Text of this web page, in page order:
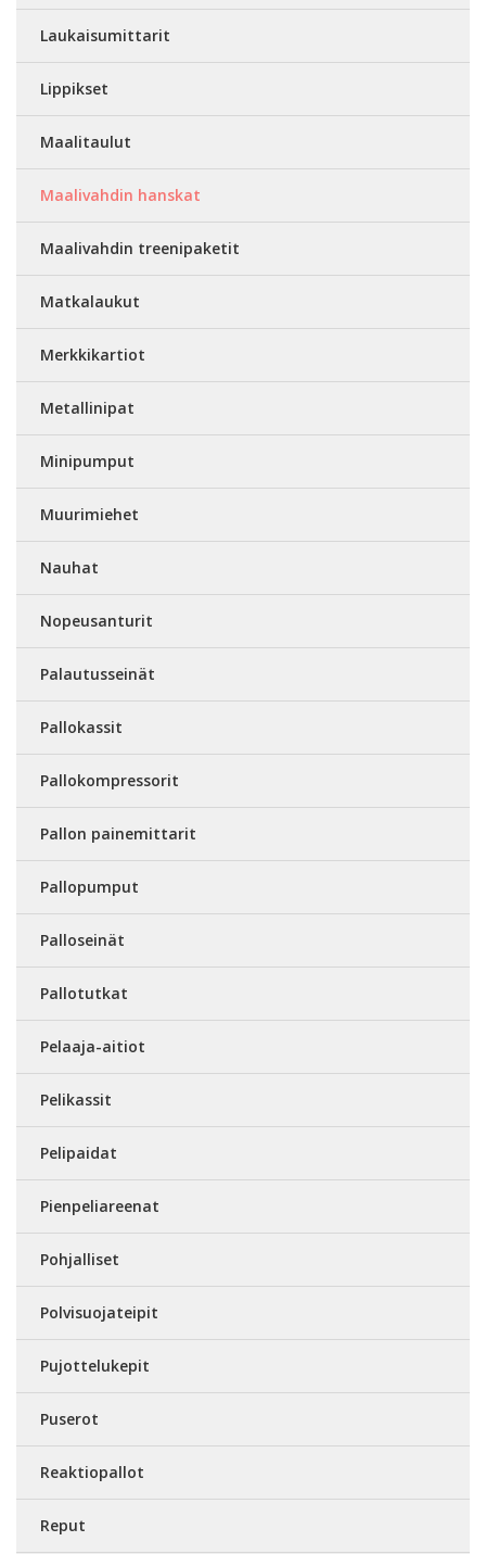
Laukaisumittarit
Lippikset
Maalitaulut
Maalivahdin hanskat
Maalivahdin treenipaketit
Matkalaukut
Merkkikartiot
Metallinipat
Minipumput
Muurimiehet
Nauhat
Nopeusanturit
Palautusseinät
Pallokassit
Pallokompressorit
Pallon painemittarit
Pallopumput
Palloseinät
Pallotutkat
Pelaaja-aitiot
Pelikassit
Pelipaidat
Pienpeliareenat
Pohjalliset
Polvisuojateipit
Pujottelukepit
Puserot
Reaktiopallot
Reput